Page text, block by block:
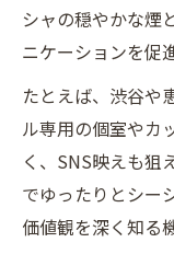
シャの穏やかな煙
ニケーションを促
たとえば、渋谷や
ル専用の個室やカ
く、SNS映えも狙
でゆったりとシー
価値観を深く知る